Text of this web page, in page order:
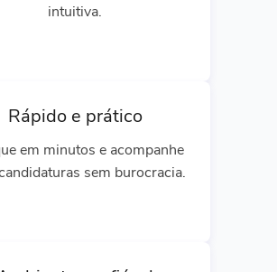
intuitiva.
Rápido e prático
em minutos e acompanhe
sem burocracia.